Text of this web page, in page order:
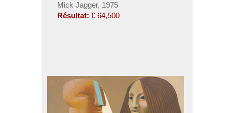
Mick Jagger, 1975
Résultat: € 64,500